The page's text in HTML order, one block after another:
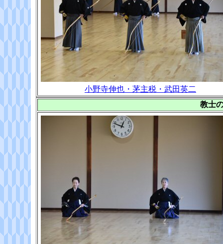
小野寺伸也・茅主税・武田英二
教士